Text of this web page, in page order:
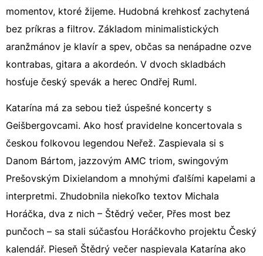
momentov, ktoré žijeme. Hudobná krehkosť zachytená
bez príkras a filtrov. Základom minimalistických
aranžmánov je klavír a spev, občas sa nenápadne ozve
kontrabas, gitara a akordeón. V dvoch skladbách
hosťuje český spevák a herec Ondřej Ruml.
Katarína má za sebou tiež úspešné koncerty s
Geišbergovcami. Ako hosť pravidelne koncertovala s
českou folkovou legendou Neřež. Zaspievala si s
Danom Bártom, jazzovým AMC triom, swingovým
Prešovským Dixielandom a mnohými ďalšími kapelami a
interpretmi. Zhudobnila niekoľko textov Michala
Horáčka, dva z nich – Štědrý večer, Přes most bez
punčoch – sa stali súčasťou Horáčkovho projektu Český
kalendář. Pieseň Štědrý večer naspievala Katarína ako